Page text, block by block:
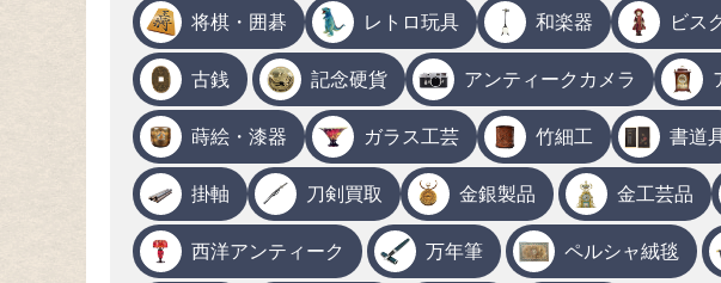
将棋・囲碁 レトロ玩具 和楽器 ビス
古銭 記念硬貨 アンティークカメラ
蒔絵・漆器 ガラス工芸 竹細工 書道
掛軸 刀剣買取 金銀製品 金工芸品
西洋アンティーク 万年筆 ペルシャ絨毯